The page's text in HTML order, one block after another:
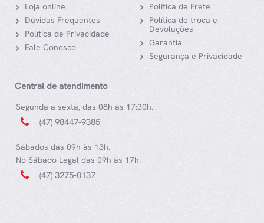
Loja online
Dúvidas Frequentes
Política de Privacidade
Fale Conosco
Política de Frete
Política de troca e
Devoluções
Garantia
Segurança e Privacidade
Central de atendimento
Segunda a sexta, das 08h às 17:30h.
(47) 98447-9385
Sábados das 09h às 13h.
No Sábado Legal das 09h às 17h.
(47) 3275-0137